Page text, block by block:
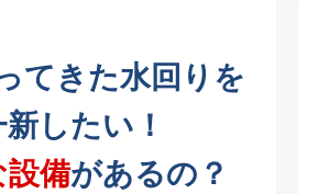
てきた水回りを
したい！
設備があるの？